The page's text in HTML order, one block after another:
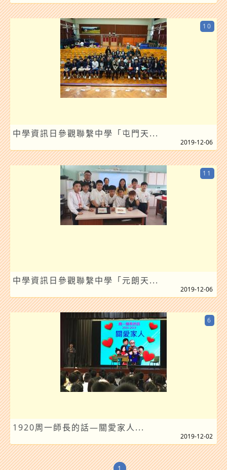
中學資訊日參觀聯繫中學「屯門天...
10
2019-12-06
中學資訊日參觀聯繫中學「元朗天...
11
2019-12-06
1920周一師長的話—關愛家人...
6
2019-12-02
1